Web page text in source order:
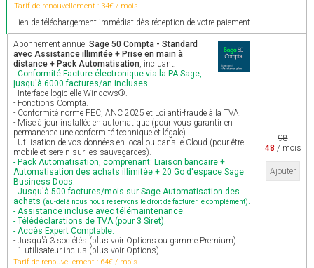
Tarif de renouvellement : 34€ / mois
Lien de téléchargement immédiat dès réception de votre paiement.
Abonnement annuel Sage 50 Compta - Standard
avec Assistance illimitée + Prise en main à
distance + Pack Automatisation, incluant:
- Conformité Facture électronique via la PA Sage,
jusqu'à 6000 factures/an incluses.
- Interface logicielle Windows®.
- Fonctions Compta.
- Conformité norme FEC, ANC 2025 et Loi anti-fraude à la TVA.
- Mise à jour installée en automatique (pour vous garantir en
permanence une conformité technique et légale).
- Utilisation de vos données en local ou dans le Cloud (pour être
mobile et serein sur les sauvegardes).
- Pack Automatisation, comprenant: Liaison bancaire +
Automatisation des achats illimitée + 20 Go d'espace Sage
Business Docs.
- Jusqu'à 500 factures/mois sur Sage Automatisation des
achats (au-delà nous nous réservons le droit de facturer le complément).
- Assistance incluse avec télémaintenance.
- Télédéclarations de TVA (pour 3 Siret).
- Accès Expert Comptable.
- Jusqu'à 3 sociétés (plus voir Options ou gamme Premium).
- 1 utilisateur inclus (plus voir Options).
Tarif de renouvellement : 64€ / mois
98
48 / mois
Ajouter